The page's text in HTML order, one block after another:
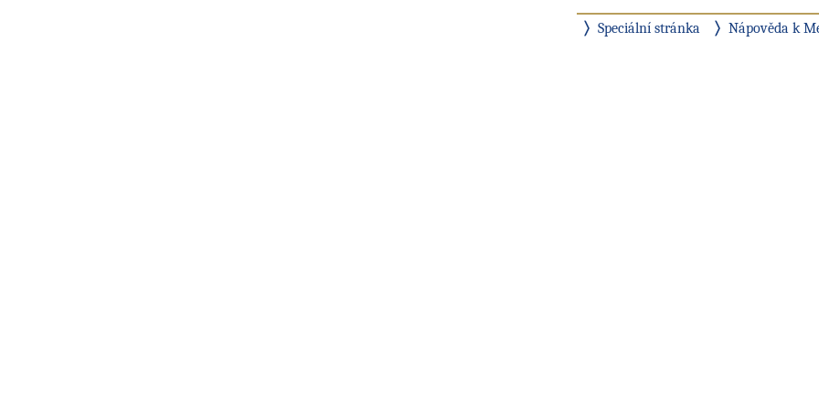
Speciální stránka Nápověda k